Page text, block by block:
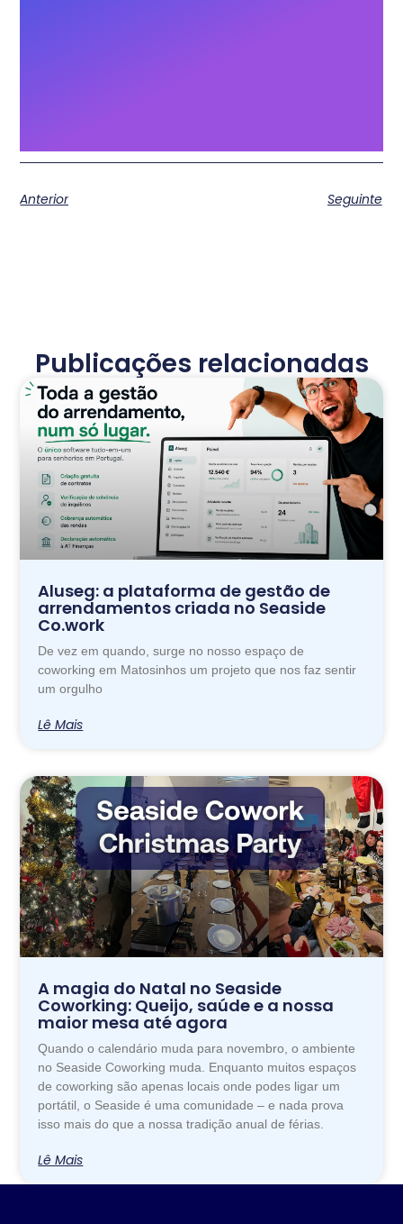
Anterior Seguinte
Publicações relacionadas
Aluseg: a plataforma de gestão de
arrendamentos criada no Seaside
Co.work
De vez em quando, surge no nosso espaço de
coworking em Matosinhos um projeto que nos faz sentir
um orgulho
Lê Mais
A magia do Natal no Seaside
Coworking: Queijo, saúde e a nossa
maior mesa até agora
Quando o calendário muda para novembro, o ambiente
no Seaside Coworking muda. Enquanto muitos espaços
de coworking são apenas locais onde podes ligar um
portátil, o Seaside é uma comunidade – e nada prova
isso mais do que a nossa tradição anual de férias.
Lê Mais